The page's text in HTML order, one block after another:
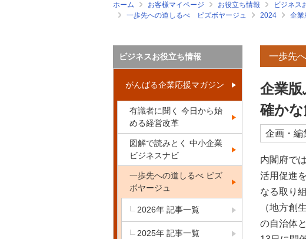
ホーム お客様マイページ お役立ち情報 ビジネス
一歩先への道しるべ ビズボヤージュ
2024 企業
一歩先
企業
確か
企画・編
内閣府で
活用促進
なる取り
（地方創
の自治体
ビジネスお役立ち情報
がんばる企業応援マガジン
有識者に聞く 今日から始
める経営改革
図解で読みとく 中小企業
ビジネスナビ
一歩先への道しるべ ビズ
ボヤージュ
2026年 記事一覧
2025年 記事一覧